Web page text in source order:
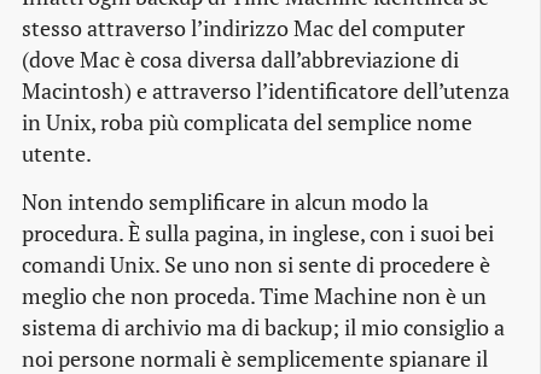
stesso attraverso l’indirizzo Mac del computer
(dove Mac è cosa diversa dall’abbreviazione di
Macintosh) e attraverso l’identificatore dell’utenza
in Unix, roba più complicata del semplice nome
utente.
Non intendo semplificare in alcun modo la
procedura. È sulla pagina, in inglese, con i suoi bei
comandi Unix. Se uno non si sente di procedere è
meglio che non proceda. Time Machine non è un
sistema di archivio ma di backup; il mio consiglio a
noi persone normali è semplicemente spianare il